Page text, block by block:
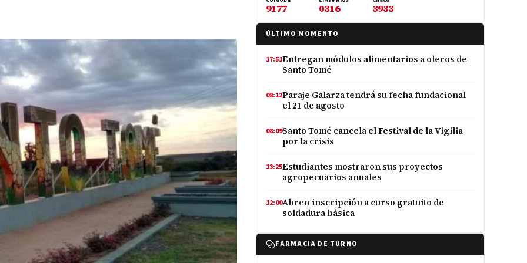
9177 0316 3933
ÚLTIMO MOMENTO
17:51Entregan módulos alimentarios a oleros de
Santo Tomé
08:12Paraje Galarza tendrá su fecha fundacional
el 21 de agosto
08:09Santo Tomé cancela el Festival de la Vigilia
por la crisis
13:25Estudiantes mostraron sus proyectos
agropecuarios anuales
12:00Abren inscripción a curso gratuito de
soldadura básica
FARMACIA DE TURNO